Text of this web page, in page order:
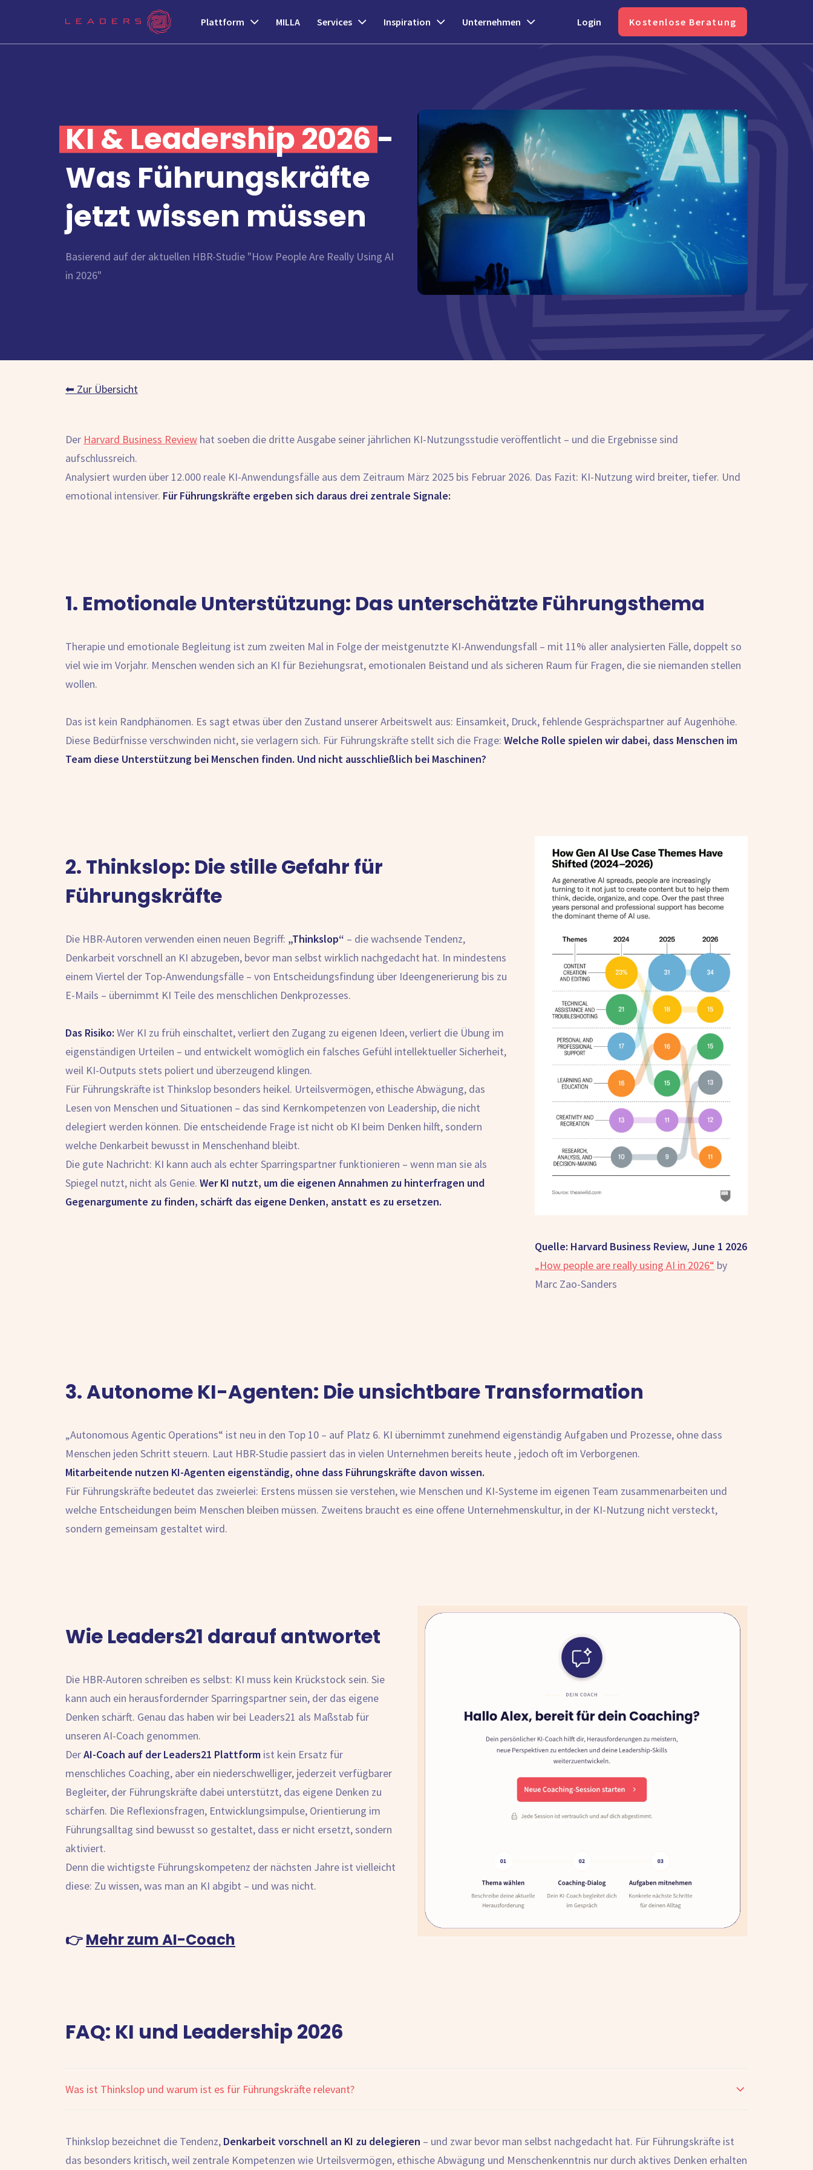
Plattform MILLA Services Inspiration Unternehmen Login Kostenlose Beratung
KI & Leadership 2026-
Was Führungskräfte
jetzt wissen müssen
Basierend auf der aktuellen HBR-Studie "How People Are Really Using AI
in 2026"
⬅ Zur Übersicht
Der Harvard Business Review hat soeben die dritte Ausgabe seiner jährlichen KI-Nutzungsstudie veröffentlicht – und die Ergebnisse sind
aufschlussreich.
Analysiert wurden über 12.000 reale KI-Anwendungsfälle aus dem Zeitraum März 2025 bis Februar 2026. Das Fazit: KI-Nutzung wird breiter, tiefer. Und
emotional intensiver. Für Führungskräfte ergeben sich daraus drei zentrale Signale:
1. Emotionale Unterstützung: Das unterschätzte Führungsthema
Therapie und emotionale Begleitung ist zum zweiten Mal in Folge der meistgenutzte KI-Anwendungsfall – mit 11% aller analysierten Fälle, doppelt so
viel wie im Vorjahr. Menschen wenden sich an KI für Beziehungsrat, emotionalen Beistand und als sicheren Raum für Fragen, die sie niemanden stellen
wollen.
Das ist kein Randphänomen. Es sagt etwas über den Zustand unserer Arbeitswelt aus: Einsamkeit, Druck, fehlende Gesprächspartner auf Augenhöhe.
Diese Bedürfnisse verschwinden nicht, sie verlagern sich. Für Führungskräfte stellt sich die Frage: Welche Rolle spielen wir dabei, dass Menschen im
Team diese Unterstützung bei Menschen finden. Und nicht ausschließlich bei Maschinen?
2. Thinkslop: Die stille Gefahr für
Führungskräfte
Die HBR-Autoren verwenden einen neuen Begriff: „Thinkslop“ – die wachsende Tendenz,
Denkarbeit vorschnell an KI abzugeben, bevor man selbst wirklich nachgedacht hat. In mindestens
einem Viertel der Top-Anwendungsfälle – von Entscheidungsfindung über Ideengenerierung bis zu
E-Mails – übernimmt KI Teile des menschlichen Denkprozesses.
Das Risiko: Wer KI zu früh einschaltet, verliert den Zugang zu eigenen Ideen, verliert die Übung im
eigenständigen Urteilen – und entwickelt womöglich ein falsches Gefühl intellektueller Sicherheit,
weil KI-Outputs stets poliert und überzeugend klingen.
Für Führungskräfte ist Thinkslop besonders heikel. Urteilsvermögen, ethische Abwägung, das
Lesen von Menschen und Situationen – das sind Kernkompetenzen von Leadership, die nicht
delegiert werden können. Die entscheidende Frage ist nicht ob KI beim Denken hilft, sondern
welche Denkarbeit bewusst in Menschenhand bleibt.
Die gute Nachricht: KI kann auch als echter Sparringspartner funktionieren – wenn man sie als
Spiegel nutzt, nicht als Genie. Wer KI nutzt, um die eigenen Annahmen zu hinterfragen und
Gegenargumente zu finden, schärft das eigene Denken, anstatt es zu ersetzen.
Quelle: Harvard Business Review, June 1 2026
„How people are really using AI in 2026“ by
Marc Zao-Sanders
3. Autonome KI-Agenten: Die unsichtbare Transformation
„Autonomous Agentic Operations“ ist neu in den Top 10 – auf Platz 6. KI übernimmt zunehmend eigenständig Aufgaben und Prozesse, ohne dass
Menschen jeden Schritt steuern. Laut HBR-Studie passiert das in vielen Unternehmen bereits heute , jedoch oft im Verborgenen.
Mitarbeitende nutzen KI-Agenten eigenständig, ohne dass Führungskräfte davon wissen.
Für Führungskräfte bedeutet das zweierlei: Erstens müssen sie verstehen, wie Menschen und KI-Systeme im eigenen Team zusammenarbeiten und
welche Entscheidungen beim Menschen bleiben müssen. Zweitens braucht es eine offene Unternehmenskultur, in der KI-Nutzung nicht versteckt,
sondern gemeinsam gestaltet wird.
Wie Leaders21 darauf antwortet
Die HBR-Autoren schreiben es selbst: KI muss kein Krückstock sein. Sie
kann auch ein herausfordernder Sparringspartner sein, der das eigene
Denken schärft. Genau das haben wir bei Leaders21 als Maßstab für
unseren AI-Coach genommen.
DerAI-Coach auf der Leaders21 Plattform ist kein Ersatz für
menschliches Coaching, aber ein niederschwelliger, jederzeit verfügbarer
Begleiter, der Führungskräfte dabei unterstützt, das eigene Denken zu
schärfen. Die Reflexionsfragen, Entwicklungsimpulse, Orientierung im
Führungsalltag sind bewusst so gestaltet, dass er nicht ersetzt, sondern
aktiviert.
Denn die wichtigste Führungskompetenz der nächsten Jahre ist vielleicht
diese: Zu wissen, was man an KI abgibt – und was nicht.
👉Mehr zum AI-Coach
FAQ: KI und Leadership 2026
Was ist Thinkslop und warum ist es für Führungskräfte relevant?
Thinkslop bezeichnet die Tendenz, Denkarbeit vorschnell an KI zu delegieren – und zwar bevor man selbst nachgedacht hat. Für Führungskräfte ist
das besonders kritisch, weil zentrale Kompetenzen wie Urteilsvermögen, ethische Abwägung und Menschenkenntnis nur durch aktives Denken erhalten